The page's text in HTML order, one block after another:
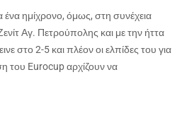
ημίχρονο, όμως, στη συνέχεια
Αγ. Πετρούπολης και με την ήττα
στο 2-5 και πλέον οι ελπίδες του για
του Eurocupαρχίζουν να